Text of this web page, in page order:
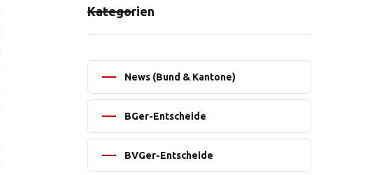
Kategorien
News (Bund & Kantone)
BGer-Entscheide
BVGer-Entscheide